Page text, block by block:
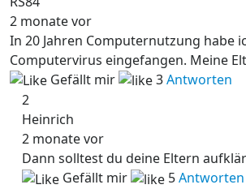
2 monate vor
In 20 Jahren Computernutzung habe
Computervirus eingefangen. Meine
Gefällt mir
3Antworten
2
Heinrich
2 monate vor
Dann solltest du deine Eltern
Gefällt mir
5Antworten